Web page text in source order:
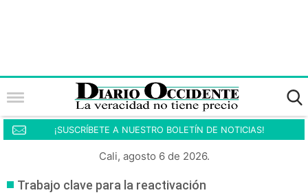
¡SUSCRÍBETE A NUESTRO BOLETÍN DE NOTICIAS!
Cali, agosto 6 de 2026.
Trabajo clave para la reactivación